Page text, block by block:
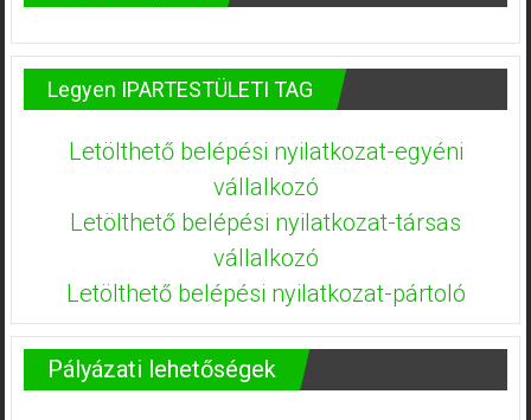
Legyen IPARTESTÜLETI TAG
Letölthető belépési nyilatkozat-egyéni
vállalkozó
Letölthető belépési nyilatkozat-társas
vállalkozó
Letölthető belépési nyilatkozat-pártoló
Pályázati lehetőségek